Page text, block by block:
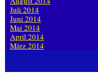
Juli 2014
Juni 2014
Mai 2014
April 2014
März 2014